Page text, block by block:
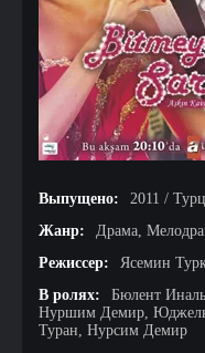
Выпущено:
2011 /
Жанр:
Драма,
Режиссер:
Ясемин
В ролях:
Бюлент
Нуршим Демир,
Туран, Нурсим Демир